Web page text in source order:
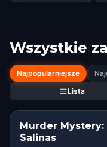
Wszystkie
Najpopularniejsze
Lista
Murder
Salinas